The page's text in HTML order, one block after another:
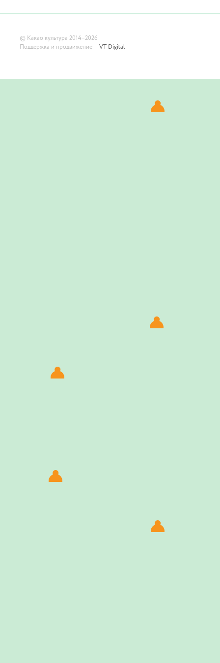
© Какао культура 2014–2026
Поддержка и продвижение — VT Digital